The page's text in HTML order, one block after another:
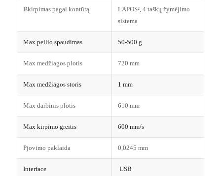
Iškirpimas pagal kontūrą
LAPOS², 4 taškų žymėjimo
sistema
Max peilio spaudimas 50-500 g
Max medžiagos plotis 720 mm
Max medžiagos storis 1 mm
Max darbinis plotis 610 mm
Max kirpimo greitis 600 mm/s
Pjovimo paklaida 0,0245 mm
Interface USB